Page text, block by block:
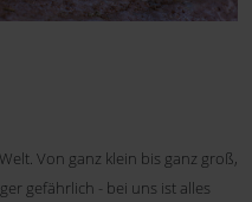
Von ganz klein bis ganz groß,
gefährlich - bei uns ist alles